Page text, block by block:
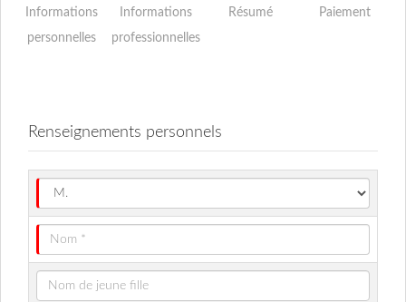
Informations
personnelles
Informations
professionnelles
Résumé Paiement
Renseignements personnels